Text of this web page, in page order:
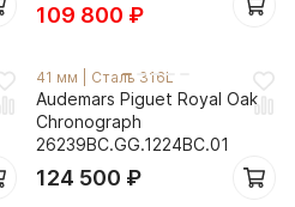
109 800 ₽
41 мм Сталь 316L
Audemars Piguet Royal Oak
Chronograph
26239BC.GG.1224BC.01
124 500 ₽